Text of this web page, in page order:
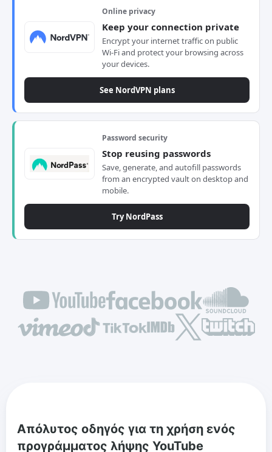
Online privacy
Keep your connection private
Encrypt your internet traffic on public
Wi-Fi and protect your browsing across
your devices.
See NordVPN plans
Password security
Stop reusing passwords
Save, generate, and autofill passwords
from an encrypted vault on desktop and
mobile.
Try NordPass
Απόλυτος οδηγός για τη χρήση ενός
προγράμματος λήψης YouTube